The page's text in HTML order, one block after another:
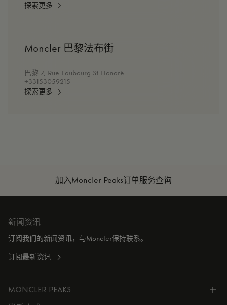
探索更多
Moncler 巴黎法布街
巴黎 7, Rue Faubourg St.Honoré
+33153059215
探索更多
加入Moncler Peaks订单服务查询
新闻资讯
订阅我们的新闻资讯，与Moncler保持联系。
订阅最新资讯
MONCLER PEAKS